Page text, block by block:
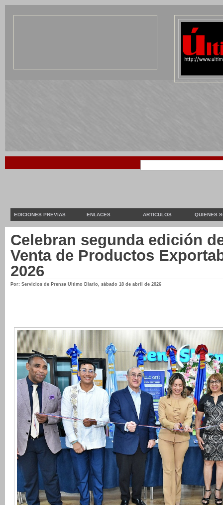
EDICIONES PREVIAS ENLACES ARTICULOS QUIENES
Celebran segunda edición
Venta de Productos
2026
Por: Servicios de Prensa Ultimo Diario, sábado 18 de abril de 2026